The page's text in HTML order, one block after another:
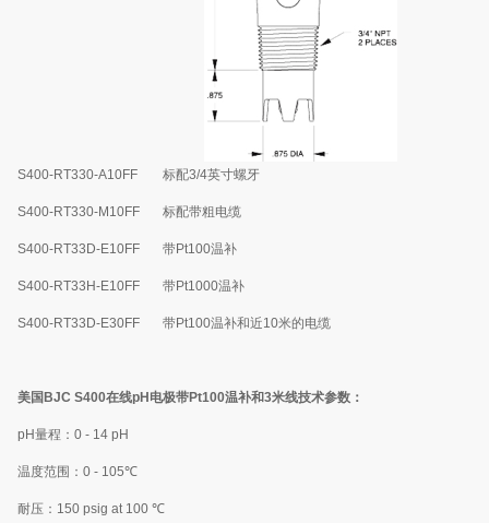
S400-RT330-A10FF 标配3/4英寸螺牙
S400-RT330-M10FF 标配带粗电缆
S400-RT33D-E10FF 带Pt100温补
S400-RT33H-E10FF 带Pt1000温补
S400-RT33D-E30FF 带Pt100温补和近10米的电缆
美国 BJC S400在线pH 电极带Pt100温补和3米线技术参数：
pH量程： 0 - 14 pH
温度范围： 0 - 105℃
耐压： 150 psig at 100 ℃